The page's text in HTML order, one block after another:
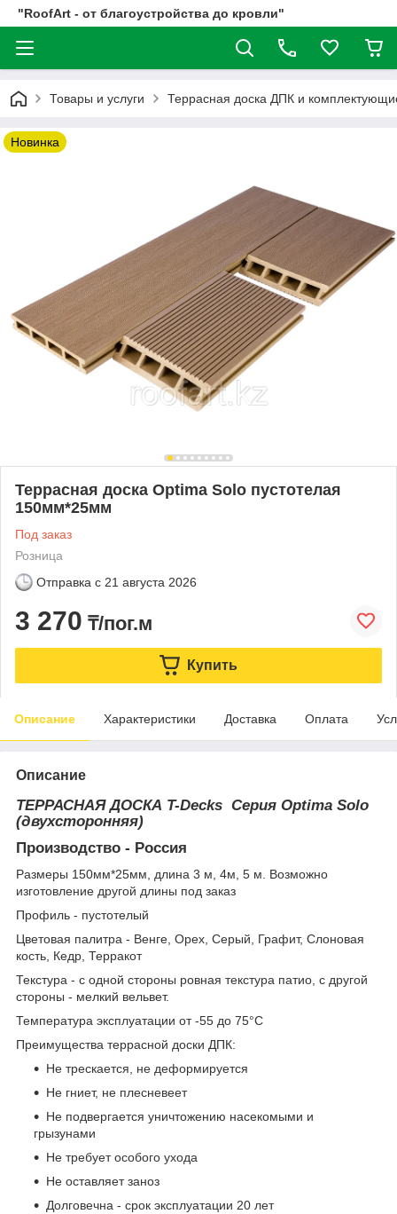
"RoofArt - от благоустройства до кровли"
Товары и услуги Террасная доска ДПК и
Новинка
Террасная доска Optima Solo пустотелая
150мм*25мм
Под заказ
Розница
Отправка с 21 августа 2026
3 270 ₸/пог.м
Купить
Описание Характеристики Доставка Оплата
Описание
ТЕРРАСНАЯ ДОСКА T-Decks Серия Optima Solo
(двухсторонняя)
Производство - Россия
Размеры 150мм*25мм, длина 3 м, 4м, 5 м. Возможно
изготовление другой длины под заказ
Профиль - пустотелый
Цветовая палитра - Венге, Орех, Серый, Графит, Слоновая
кость, Кедр, Терракот
Текстура - с одной стороны ровная текстура патио, с другой
стороны - мелкий вельвет.
Температура эксплуатации от -55 до 75°С
Преимущества террасной доски ДПК:
Не трескается, не деформируется
Не гниет, не плесневеет
Не подвергается уничтожению насекомыми и
грызунами
Не требует особого ухода
Не оставляет заноз
Долговечна - срок эксплуатации 20 лет